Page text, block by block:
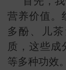
叶
营养价值。
多酚、儿
质，这些成
等多种功效。